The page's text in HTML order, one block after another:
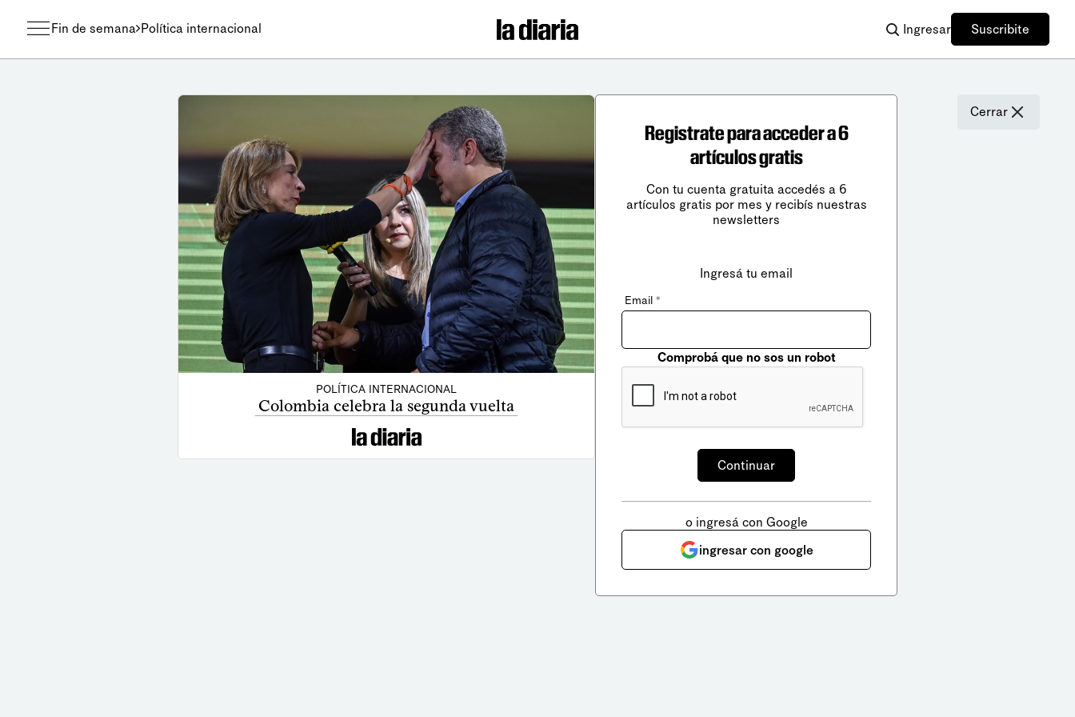
Fin de semana Política internacional Ingresar Suscribite
POLÍTICA INTERNACIONAL
Colombia celebra la segunda vuelta
Cerrar
Registrate para acceder a 6
artículos gratis
Con tu cuenta gratuita accedés a 6
artículos gratis por mes y recibís nuestras
newsletters
Ingresá tu email
Email *
Comprobá que no sos un robot
o ingresá con Google
ingresar con google